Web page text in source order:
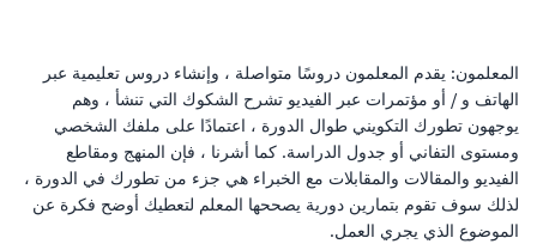
المعلمون: يقدم المعلمون دروسًا متواصلة ، وإنشاء دروس تعليمية عبر
الهاتف و / أو مؤتمرات عبر الفيديو تشرح الشكوك التي تنشأ ، وهم
يوجهون تطورك التكويني طوال الدورة ، اعتمادًا على ملفك الشخصي
ومستوى التفاني أو جدول الدراسة. كما أشرنا ، فإن المنهج ومقاطع
الفيديو والمقالات والمقابلات مع الخبراء هي جزء من تطورك في الدورة ،
لذلك سوف تقوم بتمارين دورية يصححها المعلم لتعطيك أوضح فكرة عن
الموضوع الذي يجري العمل.